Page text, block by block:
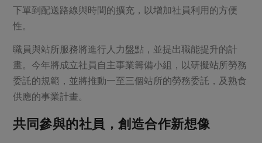
下單到配送路線與時間的擴充，以增加社員利用的方便
性。
職員與站所服務將進行人力盤點，並提出職能提升的計
畫。今年將成立社員自主事業籌備小組，以研擬站所勞務
委託的規範，並將推動一至三個站所的勞務委託，及熟食
供應的事業計畫。
共同參與的社員，創造合作新想像